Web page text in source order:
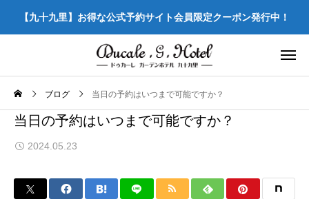
【九十九里】お得な公式予約サイト会員限定クーポン発行中！
ブログ 当日の予約はいつまで可能ですか？
当日の予約はいつまで可能ですか？
2024.05.23